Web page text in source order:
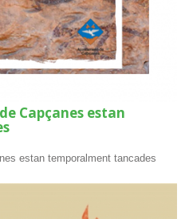
Capçanes estan
estan temporalment tancades